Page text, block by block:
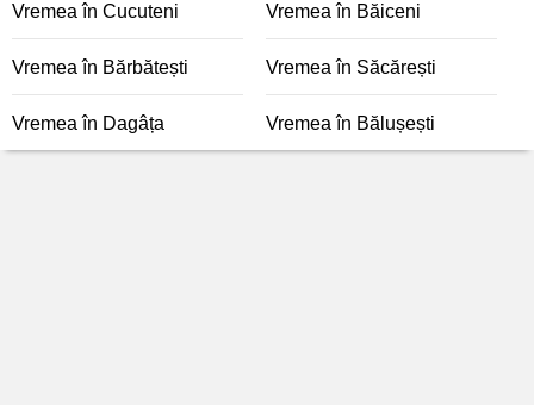
Vremea în Cucuteni Vremea în Băiceni
Vremea în Bărbătești Vremea în Săcărești
Vremea în Dagâța Vremea în Bălușești